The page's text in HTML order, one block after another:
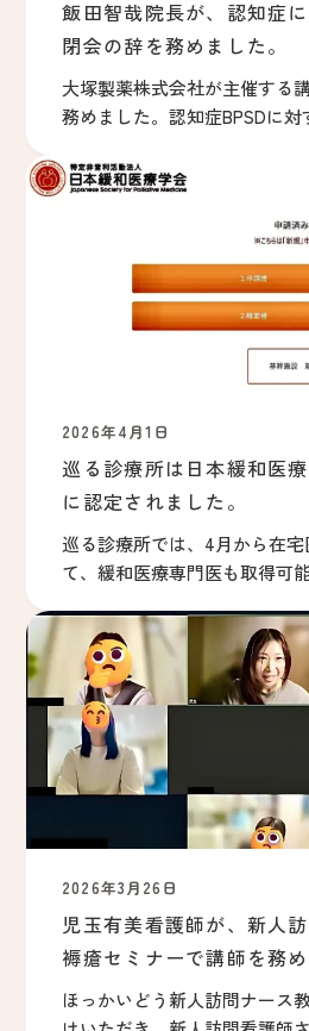
飯田智哉院長が、認知症
閉会の辞を務めました。
大塚製薬株式会社が主催する
務めました。認知症BPSDに対
2026年4月1日
巡る診療所は日本緩和医
に認定されました。
巡る診療所では、4月から在
て、緩和医療専門医も取得可
2026年3月26日
児玉有美看護師が、新人
褥瘡セミナーで講師を務め
ほっかいどう新人訪問ナース